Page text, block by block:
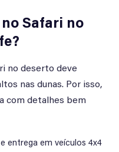
Safari no
no deserto deve
nas dunas. Por isso,
com detalhes bem
entrega em veículos 4x4